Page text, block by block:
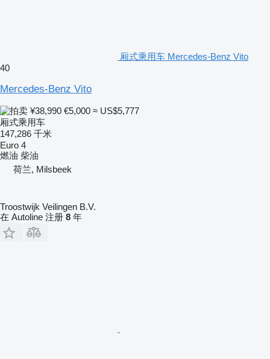
厢式乘用车 Mercedes-Benz Vito
40
Mercedes-Benz Vito
¥38,990 €5,000 ≈ US$5,777
厢式乘用车
147,286 千米
Euro 4
燃油 柴油
荷兰, Milsbeek
Troostwijk Veilingen B.V.
在 Autoline 注册 8 年